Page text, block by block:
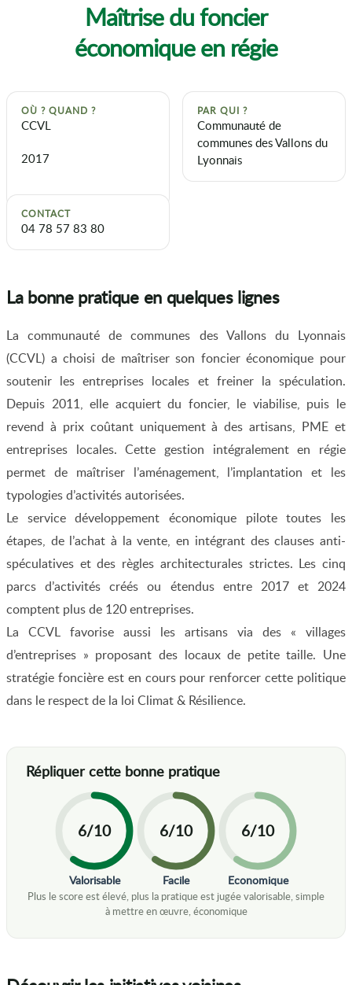
Maîtrise du foncier
économique en régie
OÙ ? QUAND ?
CCVL
2017
PAR QUI ?
Communauté de
communes des Vallons du
Lyonnais
CONTACT
04 78 57 83 80
La bonne pratique en quelques lignes
La communauté de communes des Vallons du Lyonnais
(CCVL) a choisi de maîtriser son foncier économique pour
soutenir les entreprises locales et freiner la spéculation.
Depuis 2011, elle acquiert du foncier, le viabilise, puis le
revend à prix coûtant uniquement à des artisans, PME et
entreprises locales. Cette gestion intégralement en régie
permet de maîtriser l’aménagement, l’implantation et les
typologies d’activités autorisées.
Le service développement économique pilote toutes les
étapes, de l’achat à la vente, en intégrant des clauses anti-
spéculatives et des règles architecturales strictes. Les cinq
parcs d’activités créés ou étendus entre 2017 et 2024
comptent plus de 120 entreprises.
La CCVL favorise aussi les artisans via des « villages
d’entreprises » proposant des locaux de petite taille. Une
stratégie foncière est en cours pour renforcer cette politique
dans le respect de la loi Climat & Résilience.
6/10
Valorisable
6/10
Facile
6/10
Economique